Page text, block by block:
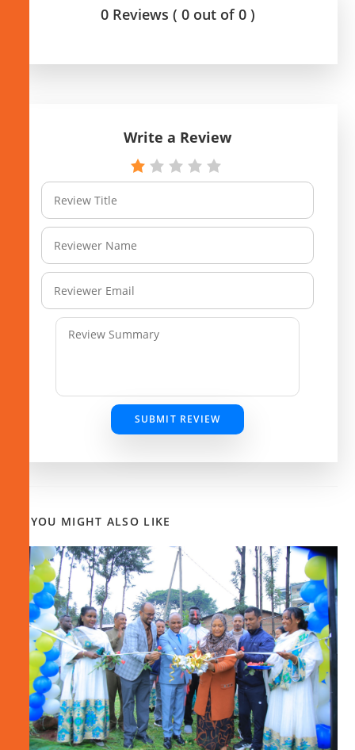
0 Reviews ( 0 out of 0 )
Write a Review
SUBMIT REVIEW
YOU MIGHT ALSO LIKE